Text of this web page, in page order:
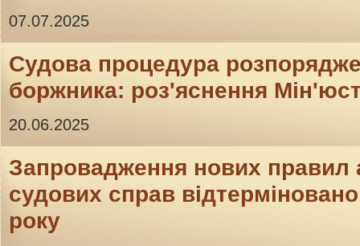
07.07.2025
Судова процедура
боржника: роз'яснення
20.06.2025
Запровадження нових правил
судових справ
року